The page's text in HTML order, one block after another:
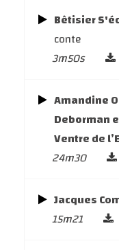
Bêtisier
conte
3m50s
Amandine
Deborman
Ventre de
24m30
Jacques
15m21